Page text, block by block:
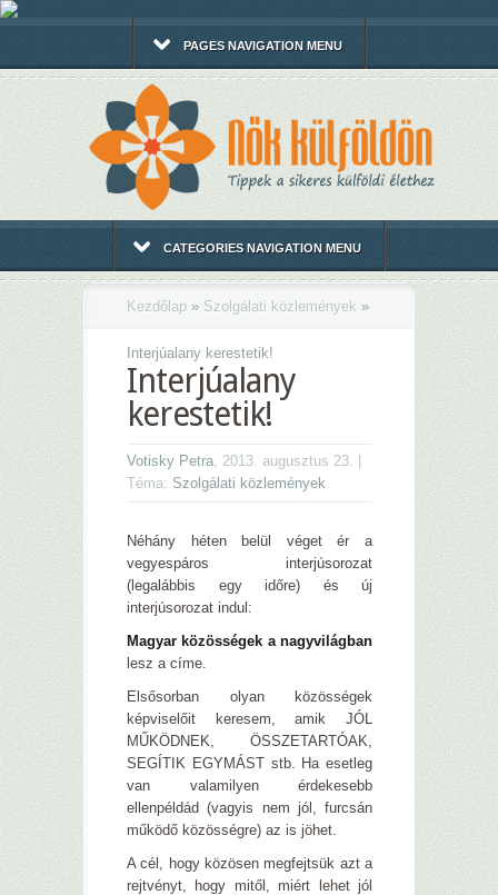
PAGES NAVIGATION MENU
CATEGORIES NAVIGATION MENU
Kezdőlap » Szolgálati közlemények »
Interjúalany kerestetik!
Interjúalany
kerestetik!
Votisky Petra, 2013. augusztus 23. |
Téma: Szolgálati közlemények
Néhány héten belül véget ér a
vegyespáros interjúsorozat
(legalábbis egy időre) és új
interjúsorozat indul:
Magyar közösségek a nagyvilágban
lesz a címe.
Elsősorban olyan közösségek
képviselőit keresem, amik JÓL
MŰKÖDNEK, ÖSSZETARTÓAK,
SEGÍTIK EGYMÁST stb. Ha esetleg
van valamilyen érdekesebb
ellenpéldád (vagyis nem jól, furcsán
működő közösségre) az is jöhet.
A cél, hogy közösen megfejtsük azt a
rejtvényt, hogy mitől, miért lehet jól